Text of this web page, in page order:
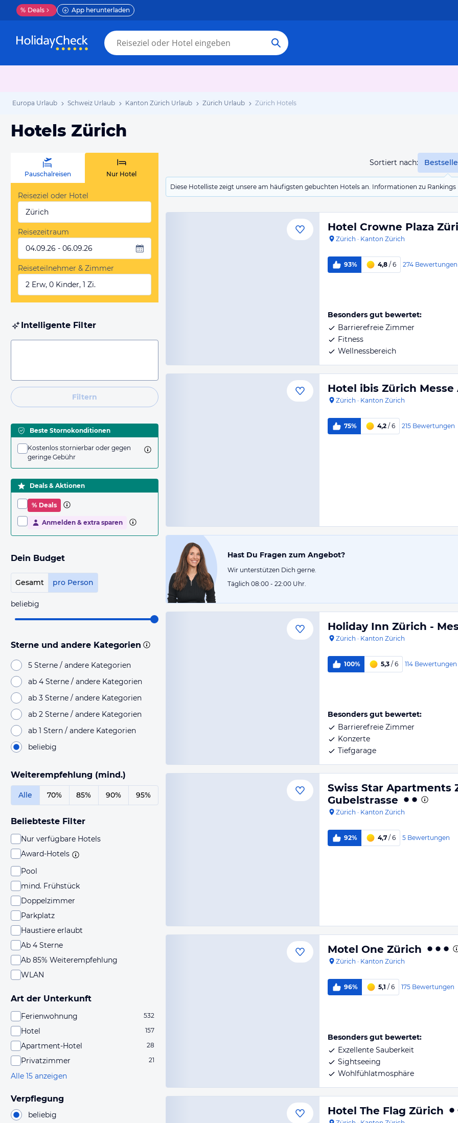
% Deals App herunterladen
Europa Urlaub Schweiz Urlaub Kanton Zürich Urlaub Zürich Urlaub Zürich Hotels
Hotels Zürich
Sortiert nach:
Diese Hotelliste zeigt unsere am häufigsten gebuchten Hotels an. Informationen zu
Pauschalreisen Nur Hotel
Reiseziel oder Hotel
Zürich
Reisezeitraum
04.09.26 - 06.09.26
Reiseteilnehmer & Zimmer
2 Erw, 0 Kinder, 1 Zi.
Intelligente Filter
Filtern
Beste Stornokonditionen
Kostenlos stornierbar oder gegen
geringe Gebühr
Deals & Aktionen
% Deals
Anmelden & extra sparen
Dein Budget
Gesamt pro Person
beliebig
Sterne und andere Kategorien
5 Sterne / andere Kategorien
ab 4 Sterne / andere Kategorien
ab 3 Sterne / andere Kategorien
ab 2 Sterne / andere Kategorien
ab 1 Stern / andere Kategorien
beliebig
Weiterempfehlung (mind.)
Alle 70% 85% 90% 95%
Beliebteste Filter
Nur verfügbare Hotels
Award-Hotels
Pool
mind. Frühstück
Doppelzimmer
Parkplatz
Haustiere erlaubt
Ab 4 Sterne
Ab 85% Weiterempfehlung
WLAN
Art der Unterkunft
Ferienwohnung 532
Hotel 157
Apartment-Hotel 28
Privatzimmer 21
Alle 15 anzeigen
Verpflegung
beliebig
Hotel Crowne Plaza
Zürich · Kanton Zürich
93% 4,8 / 6 274 Bewertungen
Besonders gut bewertet:
Barrierefreie Zimmer
Fitness
Wellnessbereich
Hotel ibis Zürich
Zürich · Kanton Zürich
75% 4,2 / 6 215 Bewertungen
Hast Du Fragen zum Angebot?
Wir unterstützen Dich gerne.
Täglich 08:00 - 22:00 Uhr.
Holiday Inn Zürich -
Zürich · Kanton Zürich
100% 5,3 / 6 114 Bewertungen
Besonders gut bewertet:
Barrierefreie Zimmer
Konzerte
Tiefgarage
Swiss Star Apartments
Gubelstrasse
Zürich · Kanton Zürich
92% 4,7 / 6 5 Bewertungen
Motel One Zürich
Zürich · Kanton Zürich
96% 5,1 / 6 175 Bewertungen
Besonders gut bewertet:
Exzellente Sauberkeit
Sightseeing
Wohlfühlatmosphäre
Hotel The Flag Zürich